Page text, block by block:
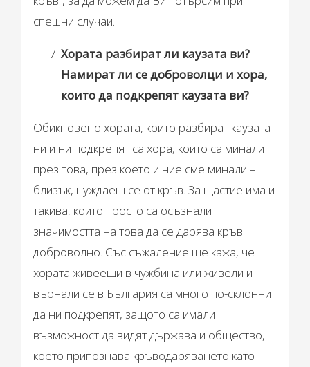
спешни случаи.
Хората разбират ли каузата ви?
Намират ли се доброволци и хора,
които да подкрепят каузата ви?
Обикновено хората, които разбират каузата
ни и ни подкрепят са хора, които са минали
през това, през което и ние сме минали –
близък, нуждаещ се от кръв. За щастие има и
такива, които просто са осъзнали
значимостта на това да се дарява кръв
доброволно. Със съжаление ще кажа, че
хората живеещи в чужбина или живели и
върнали се в България са много по-склонни
да ни подкрепят, защото са имали
възможност да видят държава и общество,
което припознава кръводаряването като